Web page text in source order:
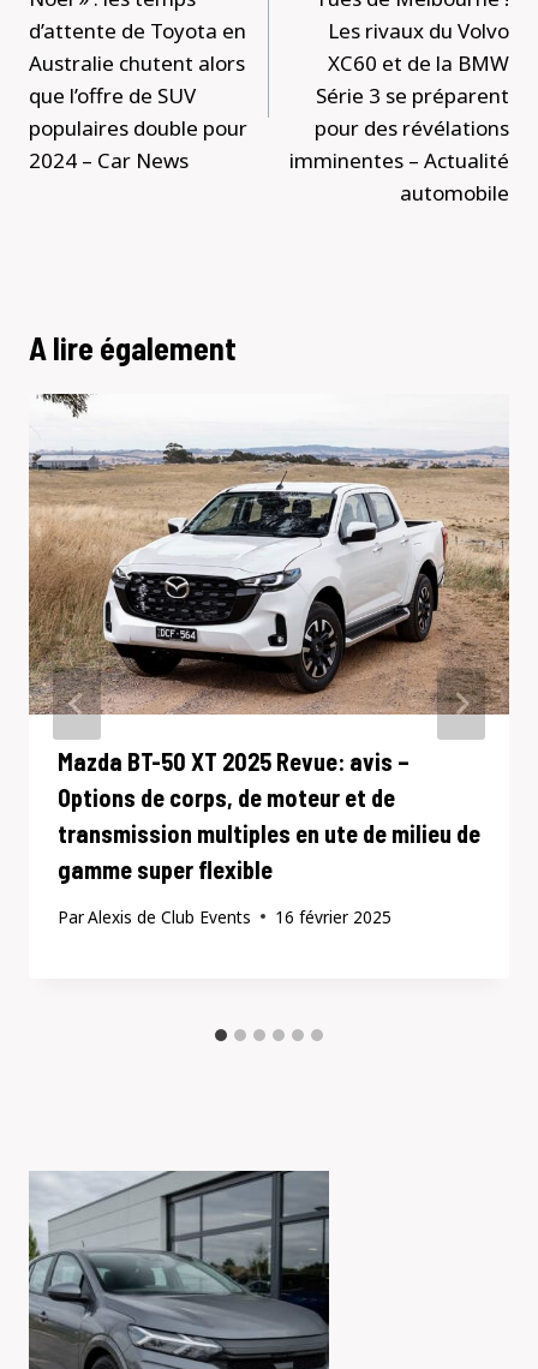
d’attente de Toyota en
Australie chutent alors
que l’offre de SUV
populaires double pour
2024 – Car News
Les rivaux du Volvo
XC60 et de la BMW
Série 3 se préparent
pour des révélations
imminentes – Actualité
automobile
A lire également
Mazda BT-50 XT 2025 Revue: avis –
Options de corps, de moteur et de
transmission multiples en ute de milieu de
gamme super flexible
ParAlexis de Club Events 16 février 2025